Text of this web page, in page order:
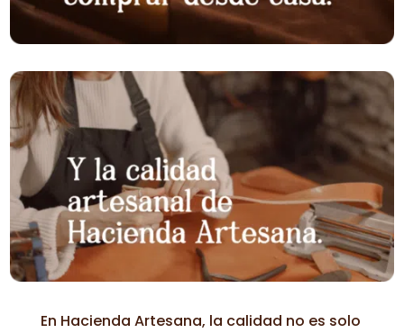
En Hacienda Artesana, la calidad no es solo